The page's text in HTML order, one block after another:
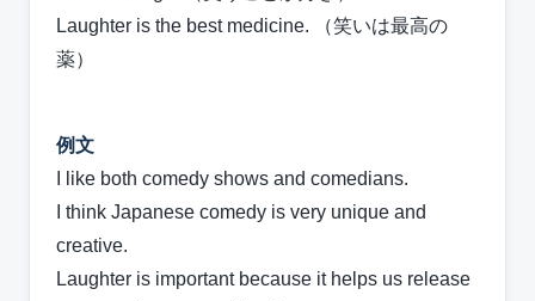
Laughter is the best medicine. （笑いは最高の
薬）
例文
I like both comedy shows and comedians.
I think Japanese comedy is very unique and
creative.
Laughter is important because it helps us release